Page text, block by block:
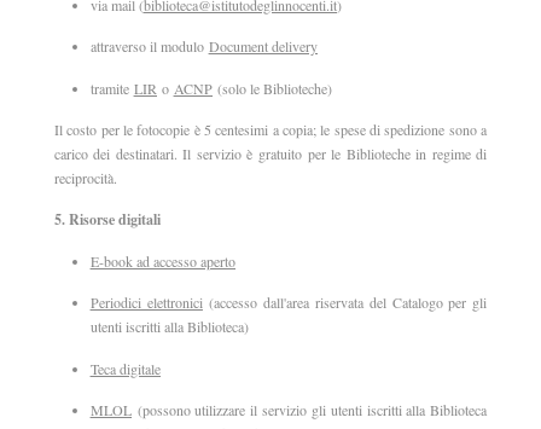
via mail (biblioteca@istitutodeglinnocenti.it)
attraverso il modulo Document delivery
tramite LIR o ACNP(solo le Biblioteche)
Il costo per le fotocopie è 5 centesimi a copia; le spese di spedizione sono a
carico dei destinatari. Il servizio è gratuito per le Biblioteche in regime di
reciprocità.
5. Risorse digitali
E-book ad accesso aperto
Periodici elettronici(accesso dall'area riservata del Catalogo per gli
utenti iscritti alla Biblioteca)
Teca digitale
MLOL (possono utilizzare il servizio gli utenti iscritti alla Biblioteca